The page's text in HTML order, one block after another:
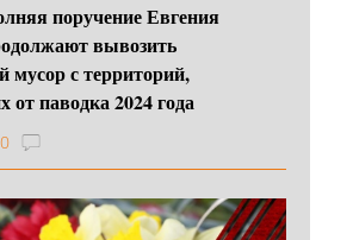
поручение Евгения
вывозить
мусор с территорий,
от паводка 2024 года